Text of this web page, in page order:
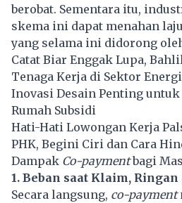
berobat. Sementara itu,
skema ini dapat menahan
yang selama ini didorong
Catat Biar Enggak Lupa,
Tenaga Kerja di Sektor
Inovasi Desain Penting
Rumah Subsidi
Hati-Hati Lowongan Kerja
PHK, Begini Ciri dan Cara
Dampak Co-paymentbagi
1. Beban saat Klaim,
Secara langsung, co-payment